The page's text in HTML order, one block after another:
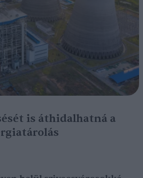
is áthidalhatná a